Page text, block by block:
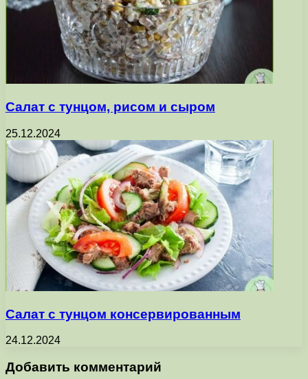
Салат с тунцом, рисом и сыром
25.12.2024
Салат с тунцом консервированным
24.12.2024
Добавить комментарий